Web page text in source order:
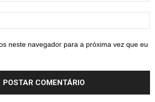
neste navegador para a próxima vez que eu